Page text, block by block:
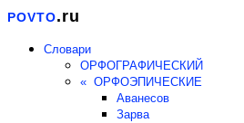
POVTO.ru
Словари
ОРФОГРАФИЧЕСКИЙ
« ОРФОЭПИЧЕСКИЕ
Аванесов
Зарва